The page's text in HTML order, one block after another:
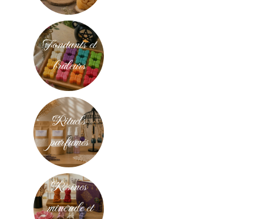
Fondants et
brûleurs
Rituels
parfumés
Résines
minérale et